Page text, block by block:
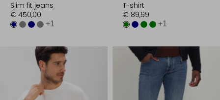
Slim fit jeans
€ 450,00
+1
T-shirt
€ 89,99
+1